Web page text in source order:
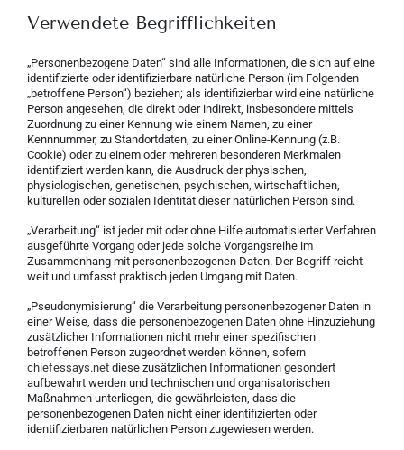
Verwendete Begrifflichkeiten
„Personenbezogene Daten“ sind alle Informationen, die sich auf eine
identifizierte oder identifizierbare natürliche Person (im Folgenden
„betroffene Person“) beziehen; als identifizierbar wird eine natürliche
Person angesehen, die direkt oder indirekt, insbesondere mittels
Zuordnung zu einer Kennung wie einem Namen, zu einer
Kennnummer, zu Standortdaten, zu einer Online-Kennung (z.B.
Cookie) oder zu einem oder mehreren besonderen Merkmalen
identifiziert werden kann, die Ausdruck der physischen,
physiologischen, genetischen, psychischen, wirtschaftlichen,
kulturellen oder sozialen Identität dieser natürlichen Person sind.
„Verarbeitung“ ist jeder mit oder ohne Hilfe automatisierter Verfahren
ausgeführte Vorgang oder jede solche Vorgangsreihe im
Zusammenhang mit personenbezogenen Daten. Der Begriff reicht
weit und umfasst praktisch jeden Umgang mit Daten.
„Pseudonymisierung“ die Verarbeitung personenbezogener Daten in
einer Weise, dass die personenbezogenen Daten ohne Hinzuziehung
zusätzlicher Informationen nicht mehr einer spezifischen
betroffenen Person zugeordnet werden können, sofern
chiefessays.net diese zusätzlichen Informationen gesondert
aufbewahrt werden und technischen und organisatorischen
Maßnahmen unterliegen, die gewährleisten, dass die
personenbezogenen Daten nicht einer identifizierten oder
identifizierbaren natürlichen Person zugewiesen werden.